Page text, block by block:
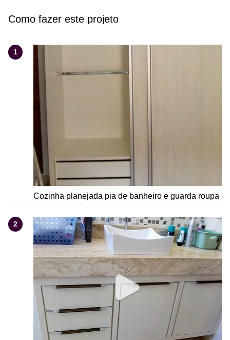
Como fazer este projeto
1
Cozinha planejada pia de banheiro e guarda roupa
2